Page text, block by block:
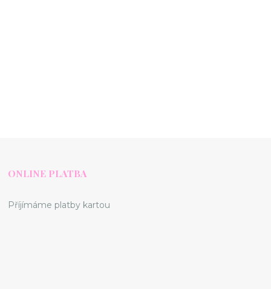
ONLINE PLATBA
Příjímáme platby kartou